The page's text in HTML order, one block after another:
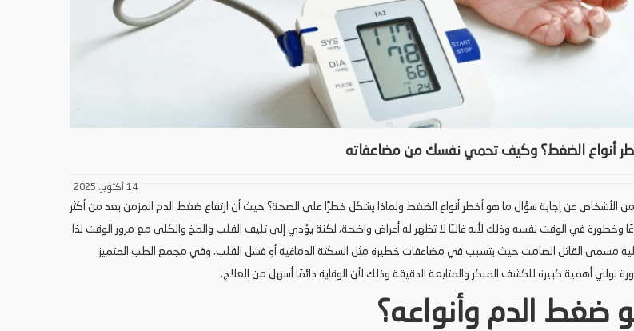
أنواع الضغط؟ وكيف تحمي نفسك من مضاعفاته
14 أكتوبر، 2025
من الأشخاص عن إجابة سؤال ما هو أخطر أنواع الضغط ولماذا يشكل خطرًا على الصحة؟ حيث أن ارتفاع ضغط الدم المزمن يعد من أكثر
وخطورة في الوقت نفسه وذلك لأنه غالبًا لا تظهر له أعراض واضحة، لكنة يؤدي إلى تليف القلب والمخ والكلى مع مرور الوقت لذا
مسمى القاتل الصامت حيث يتسبب في مضاعفات خطيرة مثل السكتة الدماغية أو فشل القلب، وفي مجمع الطب المتميز
نولي أهمية كبيرة للكشف المبكر والمتابعة الدقيقة وذلك لأن الوقاية دائمًا أسهل من العلاج.
ضغط الدم وأنواعه؟